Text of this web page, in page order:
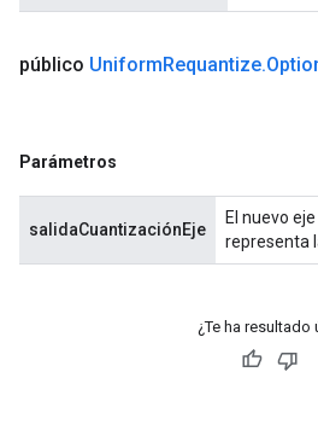
público UniformRequantize.
Parámetros
salidaCuantizaciónEje
El nuevo
representa
¿Te ha resultado